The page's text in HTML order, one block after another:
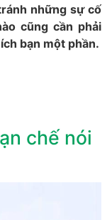
những sự cố
cũng cần phải
bạn một phần.
chế nói